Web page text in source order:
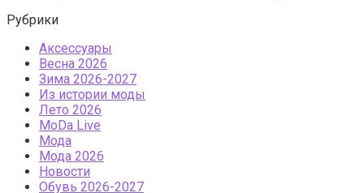
Рубрики
Аксессуары
Весна 2026
Зима 2026-2027
Из истории моды
Лето 2026
МоDа Live
Мода
Мода 2026
Новости
Обувь 2026-2027